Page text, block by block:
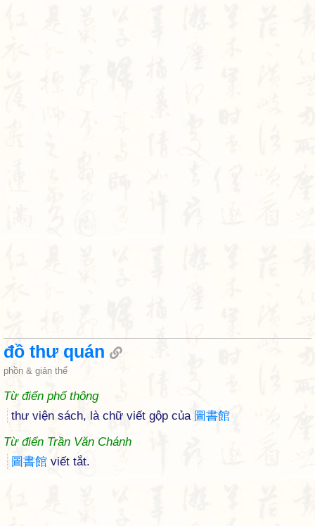
đồ thư quán
phồn & giản thể
Từ điển phổ thông
thư viện sách, là chữ viết gộp của 圖書館
Từ điển Trần Văn Chánh
圖書館 viết tắt.